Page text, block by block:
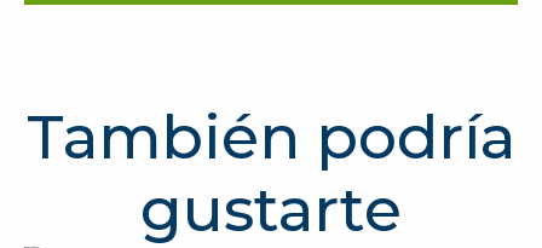
También podría
gustarte